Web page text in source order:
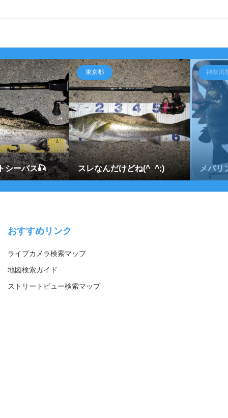
シーバス🎣
東京都
スレなんだけどね(^_^;)
神奈川
メバリ
おすすめリンク
ライブカメラ検索マップ
地図検索ガイド
ストリートビュー検索マップ